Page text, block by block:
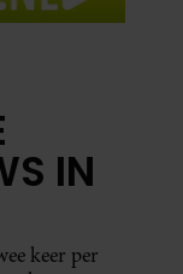
IN
keer per